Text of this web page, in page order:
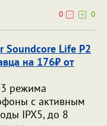
0
0
Soundcore Life P2
на 176₽ от
режима
с активным
IPX5, до 8